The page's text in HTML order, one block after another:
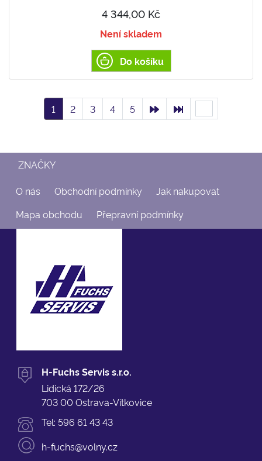
4 344,00 Kč
Není skladem
Do košíku
1 2 3 4 5
ZNAČKY
O nás Obchodní podmínky
Jak nakupovat
Mapa obchodu
Přepravní podmínky
H-Fuchs Servis s.r.o.
Lidická 172/26
703 00 Ostrava-Vítkovice
Tel: 596 61 43 43
h-fuchs@volny.cz